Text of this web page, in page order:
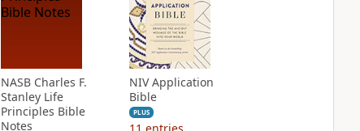
NASB Charles F.
Stanley Life
Principles Bible
Notes
NIV Application
Bible
PLUS